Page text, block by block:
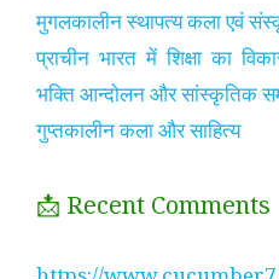
मुगलकालीन स्थापत्य कला एवं
प्राचीन भारत में शिक्षा का
भक्ति आन्दोलन और सांस्कृतिक
गुप्तकालीन कला और साहित्य
📩 Recent Comments